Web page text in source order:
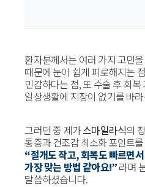
환자분께서는 여러 가지 고민
때문에 눈이 쉽게 피로해지는
민감하다는 점, 또 수술 후 회
일상생활에 지장이 없기를 바
그러던 중 제가스마일라식의
통증과 건조감 최소화 포인트
“절개도 작고, 회복도 빠르면
가장 맞는 방법 같아요!”라며
말씀하셨습니다.